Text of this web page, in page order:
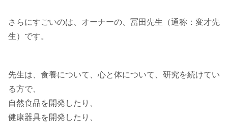
さらにすごいのは、オーナーの、冨田先生（通称：変才先
生）です。
先生は、食養について、心と体について、研究を続けてい
る方で、
自然食品を開発したり、
健康器具を開発したり、